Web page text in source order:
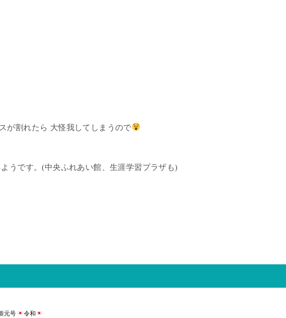
が割れたら 大怪我してしまうので
うです。(中央ふれあい館、生涯学習プラザも)
元号 令和